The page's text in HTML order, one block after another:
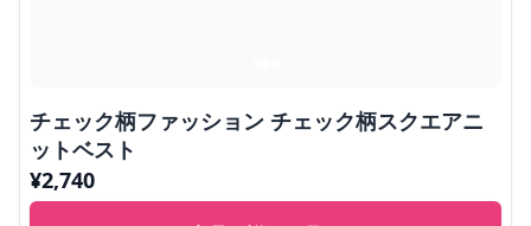
チェック柄ファッション チェック柄スクエアニ
ットベスト
¥2,740